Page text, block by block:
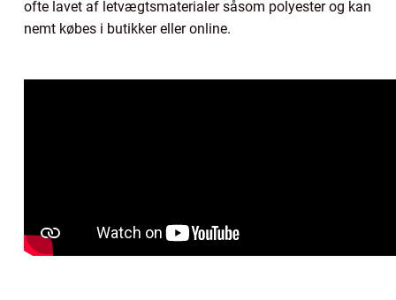
ofte lavet af letvægtsmaterialer såsom polyester og kan
nemt købes i butikker eller online.